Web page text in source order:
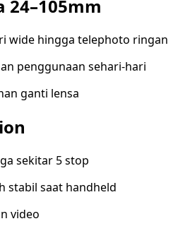
24–105mm
wide hingga telephoto ringan
penggunaan sehari-hari
ganti lensa
sekitar 5 stop
stabil saat handheld
video